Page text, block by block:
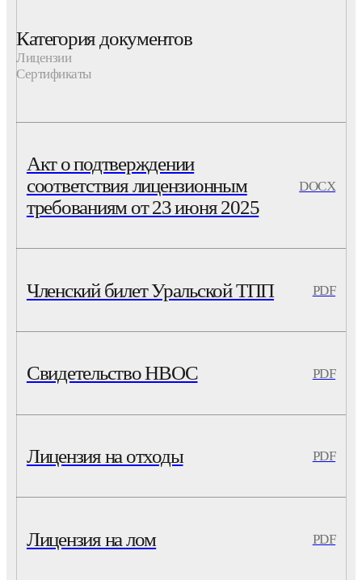
Категория документов
Лицензии
Сертификаты
Акт о подтверждении
соответствия лицензионным
требованиям от 23 июня 2025
DOCX
Членский билет Уральской ТПП PDF
Свидетельство НВОС PDF
Лицензия на отходы PDF
Лицензия на лом PDF